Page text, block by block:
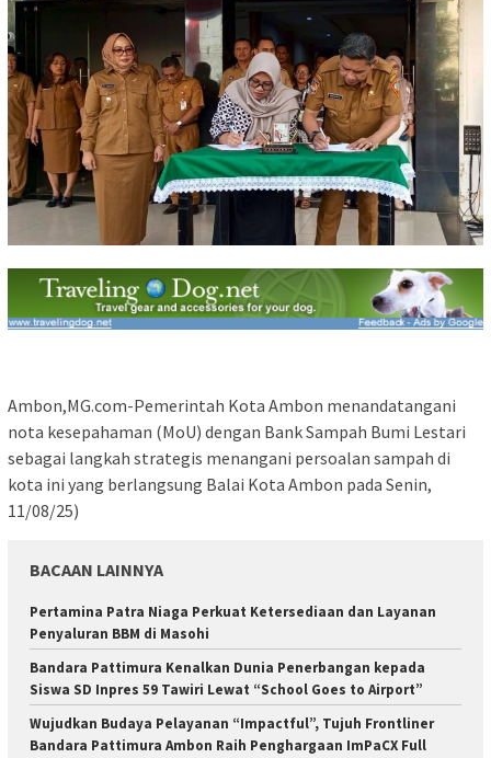
Ambon,MG.com-Pemerintah Kota Ambon menandatangani
nota kesepahaman (MoU) dengan Bank Sampah Bumi Lestari
sebagai langkah strategis menangani persoalan sampah di
kota ini yang berlangsung Balai Kota Ambon pada Senin,
11/08/25)
BACAAN LAINNYA
Pertamina Patra Niaga Perkuat Ketersediaan dan Layanan
Penyaluran BBM di Masohi
Bandara Pattimura Kenalkan Dunia Penerbangan kepada
Siswa SD Inpres 59 Tawiri Lewat “School Goes to Airport”
Wujudkan Budaya Pelayanan “Impactful”, Tujuh Frontliner
Bandara Pattimura Ambon Raih Penghargaan ImPaCX Full